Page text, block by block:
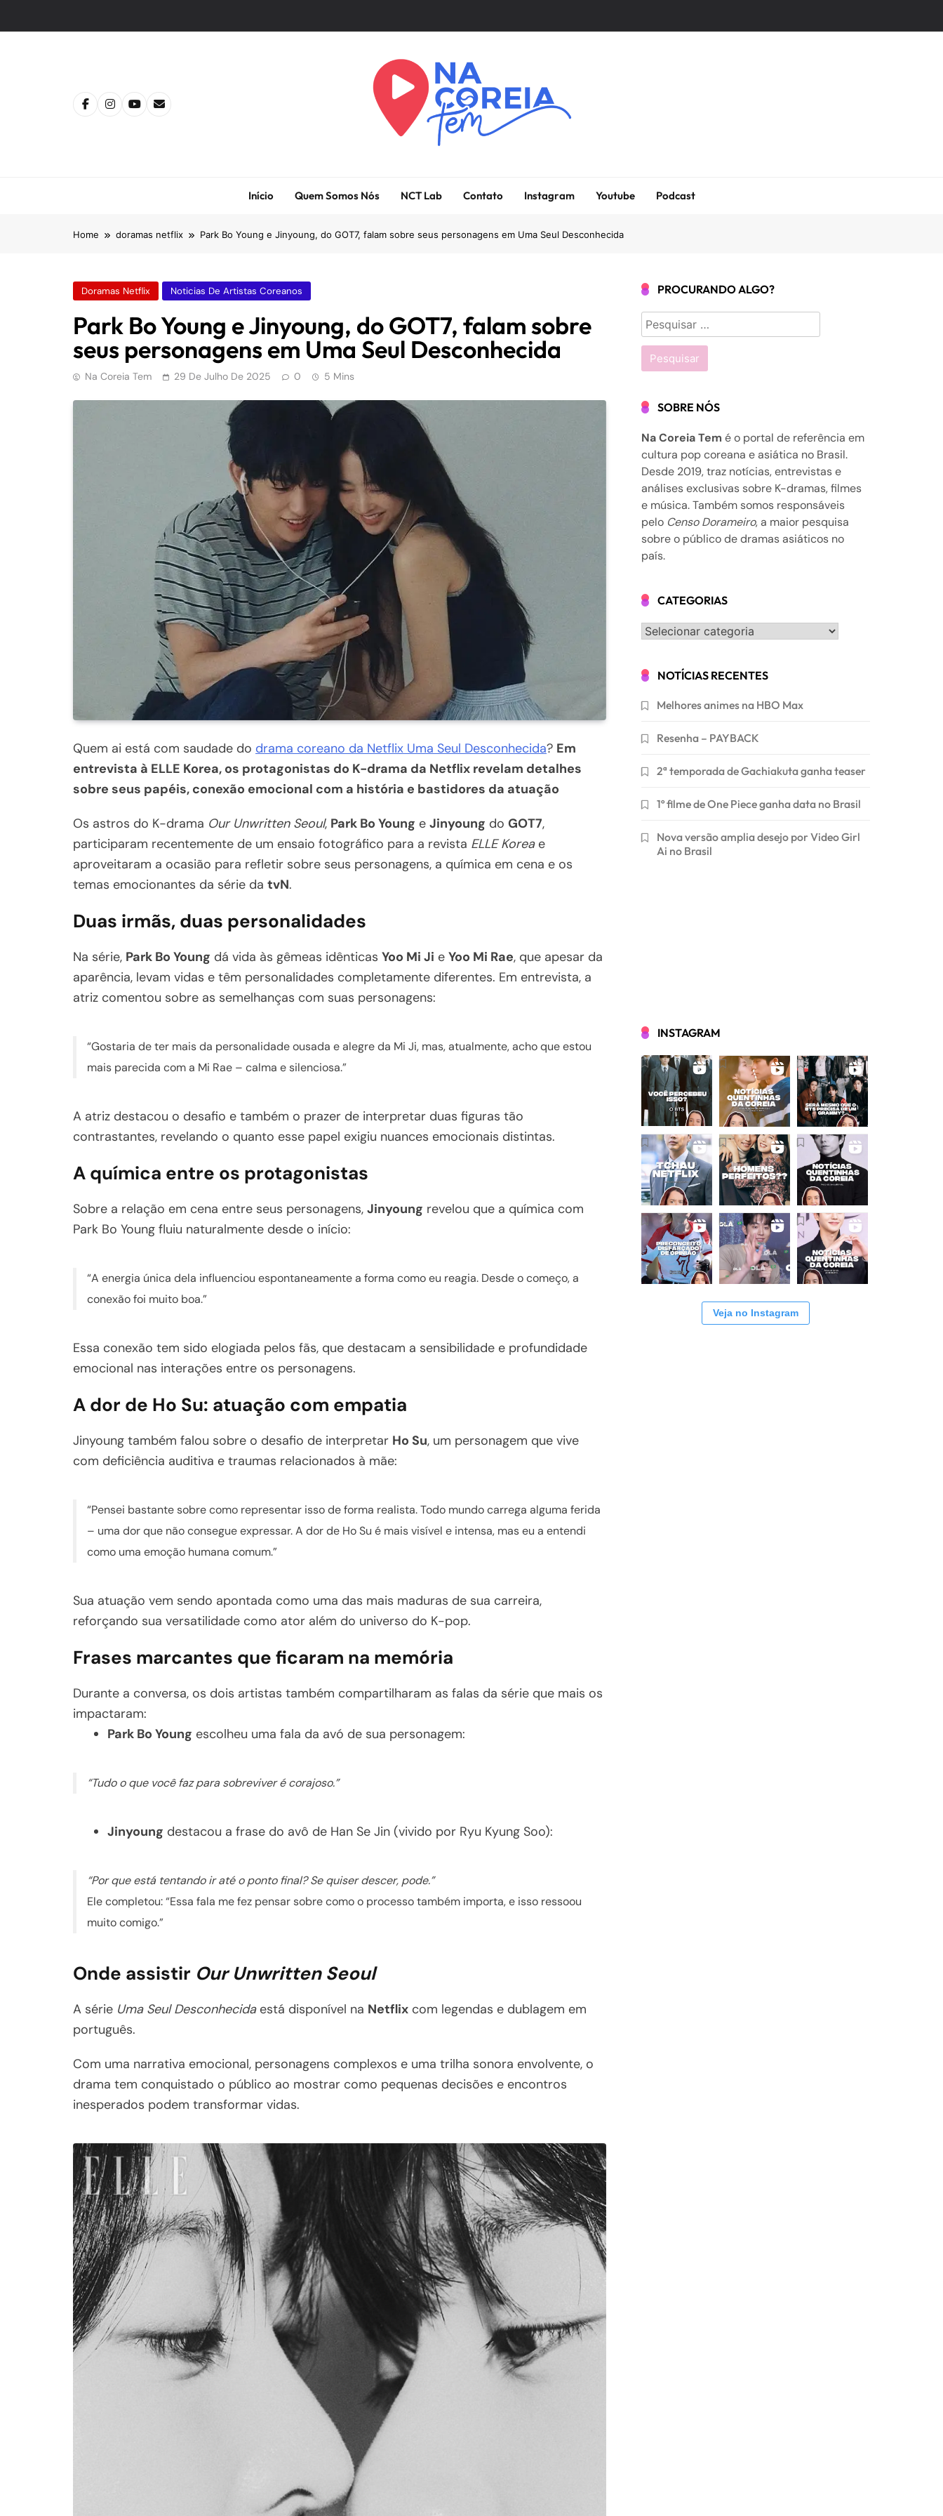
Início Quem Somos Nós NCT Lab Contato Instagram Youtube Podcast
Home doramas netflix Park Bo Young e Jinyoung, do GOT7, falam sobre seus personagens em Uma Seul Desconhecida
Doramas Netflix Noticias De Artistas Coreanos
Park Bo Young e Jinyoung, do GOT7, falam sobre
seus personagens em Uma Seul Desconhecida
Na Coreia Tem 29 De Julho De 2025 0 5 Mins
Quem ai está com saudade do drama coreano da Netflix Uma Seul Desconhecida? Em
entrevista à ELLE Korea, os protagonistas do K-drama da Netflix revelam detalhes
sobre seus papéis, conexão emocional com a história e bastidores da atuação
Os astros do K-drama Our Unwritten Seoul, Park Bo Young e Jinyoung do GOT7,
participaram recentemente de um ensaio fotográfico para a revista ELLE Koreae
aproveitaram a ocasião para refletir sobre seus personagens, a química em cena e os
temas emocionantes da série da tvN.
Duas irmãs, duas personalidades
Na série, Park Bo Young dá vida às gêmeas idênticas Yoo Mi Ji e Yoo Mi Rae, que apesar da
aparência, levam vidas e têm personalidades completamente diferentes. Em entrevista, a
atriz comentou sobre as semelhanças com suas personagens:
“Gostaria de ter mais da personalidade ousada e alegre da Mi Ji, mas, atualmente, acho que estou
mais parecida com a Mi Rae – calma e silenciosa.”
A atriz destacou o desafio e também o prazer de interpretar duas figuras tão
contrastantes, revelando o quanto esse papel exigiu nuances emocionais distintas.
A química entre os protagonistas
Sobre a relação em cena entre seus personagens, Jinyoung revelou que a química com
Park Bo Young fluiu naturalmente desde o início:
“A energia única dela influenciou espontaneamente a forma como eu reagia. Desde o começo, a
conexão foi muito boa.”
Essa conexão tem sido elogiada pelos fãs, que destacam a sensibilidade e profundidade
emocional nas interações entre os personagens.
A dor de Ho Su: atuação com empatia
Jinyoung também falou sobre o desafio de interpretar Ho Su, um personagem que vive
com deficiência auditiva e traumas relacionados à mãe:
“Pensei bastante sobre como representar isso de forma realista. Todo mundo carrega alguma ferida
– uma dor que não consegue expressar. A dor de Ho Su é mais visível e intensa, mas eu a entendi
como uma emoção humana comum.”
Sua atuação vem sendo apontada como uma das mais maduras de sua carreira,
reforçando sua versatilidade como ator além do universo do K-pop.
Frases marcantes que ficaram na memória
Durante a conversa, os dois artistas também compartilharam as falas da série que mais os
impactaram:
Park Bo Young escolheu uma fala da avó de sua personagem:
“Tudo o que você faz para sobreviver é corajoso.”
Jinyoung destacou a frase do avô de Han Se Jin (vivido por Ryu Kyung Soo):
“Por que está tentando ir até o ponto final? Se quiser descer, pode.”
Ele completou: “Essa fala me fez pensar sobre como o processo também importa, e isso ressoou
muito comigo.”
Onde assistir Our Unwritten Seoul
A série Uma Seul Desconhecidaestá disponível na Netflix com legendas e dublagem em
português.
Com uma narrativa emocional, personagens complexos e uma trilha sonora envolvente, o
drama tem conquistado o público ao mostrar como pequenas decisões e encontros
inesperados podem transformar vidas.
PROCURANDO ALGO?
Pesquisar
por:
SOBRE NÓS
Na Coreia Tem é o portal de referência em
cultura pop coreana e asiática no Brasil.
Desde 2019, traz notícias, entrevistas e
análises exclusivas sobre K-dramas, filmes
e música. Também somos responsáveis
pelo Censo Dorameiro, a maior pesquisa
sobre o público de dramas asiáticos no
país.
CATEGORIAS
Categorias
NOTÍCIAS RECENTES
Melhores animes na HBO Max
Resenha – PAYBACK
2ª temporada de Gachiakuta ganha teaser
1º filme de One Piece ganha data no Brasil
Nova versão amplia desejo por Video Girl
Ai no Brasil
INSTAGRAM
Veja no Instagram